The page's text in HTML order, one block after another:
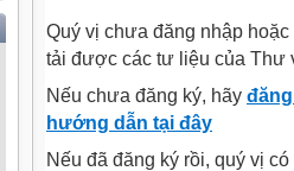
Quý vị chưa đăng nhập
tải được các tư liệu của Thư
Nếu chưa đăng ký, hãy
hướng dẫn tại đây
Nếu đã đăng ký rồi, quý vị